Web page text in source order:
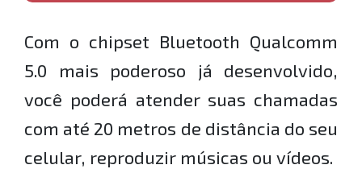
Com o chipset Bluetooth Qualcomm
5.0 mais poderoso já desenvolvido,
você poderá atender suas chamadas
com até 20 metros de distância do seu
celular, reproduzir músicas ou vídeos.